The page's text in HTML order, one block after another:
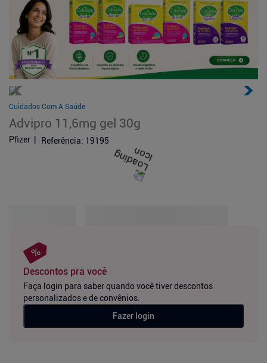
Cuidados Com A Saúde
Advipro 11,6mg gel 30g
Pfizer Referência: 19195
Descontos pra você
Faça login para saber quando você tiver descontos
personalizados e de convênios.
Fazer login
5º desodorante
10º ozivy